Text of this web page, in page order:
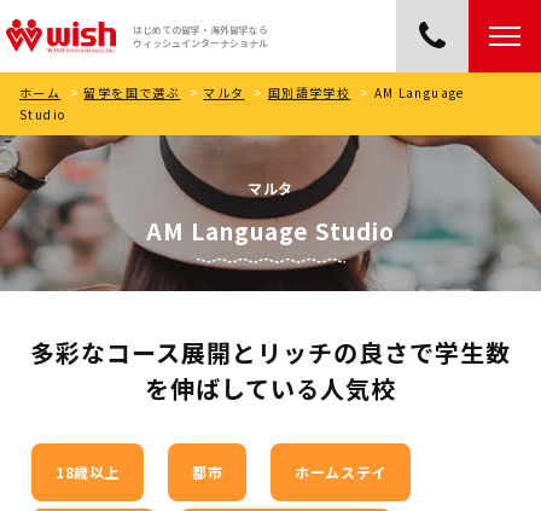
はじめての留学・海外留学なら
ウィッシュインターナショナル
ホーム > 留学を国で選ぶ > マルタ > 国別語学学校 > AM Language
Studio
マルタ
AM Language Studio
多彩なコース展開とリッチの良さで学生数
を伸ばしている人気校
18歳以上 都市 ホームステイ